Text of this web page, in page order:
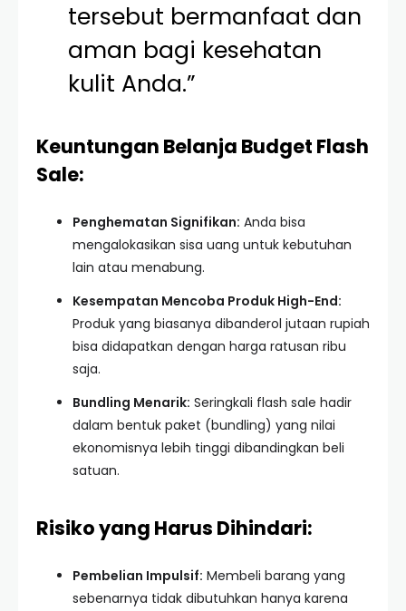
tersebut bermanfaat dan
aman bagi kesehatan
kulit Anda.”
Keuntungan Belanja Budget Flash
Sale:
Penghematan Signifikan: Anda bisa
mengalokasikan sisa uang untuk kebutuhan
lain atau menabung.
Kesempatan Mencoba Produk High-End:
Produk yang biasanya dibanderol jutaan rupiah
bisa didapatkan dengan harga ratusan ribu
saja.
Bundling Menarik: Seringkali flash sale hadir
dalam bentuk paket (bundling) yang nilai
ekonomisnya lebih tinggi dibandingkan beli
satuan.
Risiko yang Harus Dihindari:
Pembelian Impulsif: Membeli barang yang
sebenarnya tidak dibutuhkan hanya karena